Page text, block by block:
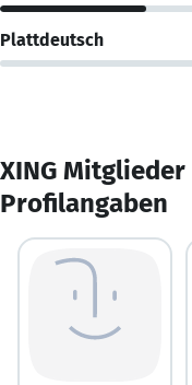
Plattdeutsch
XING
Profilangaben